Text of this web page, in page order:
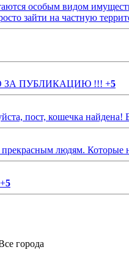
особым видом
зайти на частную
ПУБЛИКАЦИЮ !!! +5
пост, кошечка
прекрасным людям.
+5
города